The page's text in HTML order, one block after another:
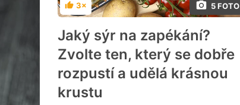
5 FOTO
Hodnocení
3×
Jaký sýr na zapékání?
Zvolte ten, který se dobře
rozpustí a udělá krásnou
krustu